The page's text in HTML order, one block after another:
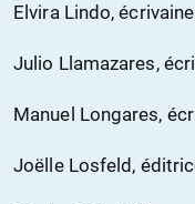
Elvira Lindo,
Julio Llamazares,
Manuel Longares,
Joëlle Losfeld,